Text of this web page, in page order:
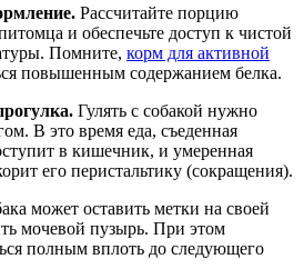
Рассчитайте порцию
и обеспечьте доступ к чистой
Помните, корм для активной
повышенным содержанием белка.
Гулять с собакой нужно
В это время еда, съеденная
в кишечник, и умеренная
его перистальтику (сокращения).
может оставить метки на своей
мочевой пузырь. При этом
полным вплоть до следующего